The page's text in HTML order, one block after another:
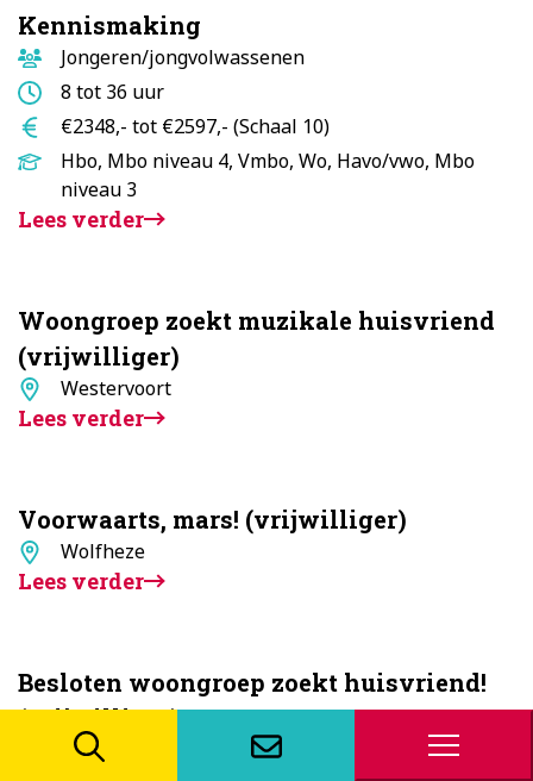
Kennismaking
DoelgroepJongeren/jongvolwassenen
Aantal
uur
8 tot 36 uur
Salaris€2348,- tot €2597,- (Schaal 10)
Opleidingsniveau
Hbo, Mbo niveau 4, Vmbo, Wo, Havo/vwo, Mbo
niveau 3
Lees verder
Woongroep zoekt muzikale huisvriend
(vrijwilliger)
Standplaats
Westervoort
Lees verder
Voorwaarts, mars! (vrijwilliger)
Standplaats
Wolfheze
Lees verder
Besloten woongroep zoekt huisvriend!
(vrijwilliger)
Standplaats
Wolfheze